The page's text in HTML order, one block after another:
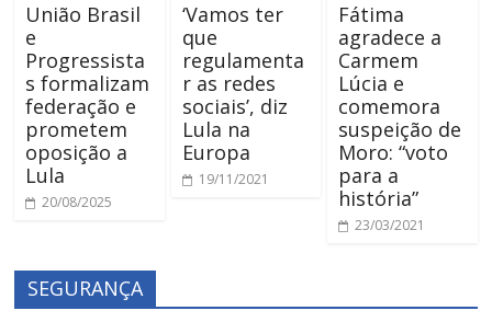
União Brasil
e
Progressista
s formalizam
federação e
prometem
oposição a
Lula
20/08/2025
‘Vamos ter
que
regulamenta
r as redes
sociais’, diz
Lula na
Europa
19/11/2021
Fátima
agradece a
Carmem
Lúcia e
comemora
suspeição de
Moro: “voto
para a
história”
23/03/2021
SEGURANÇA